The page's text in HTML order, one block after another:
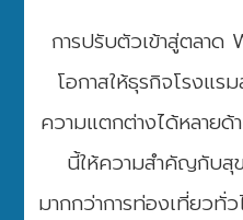
การปรับตัวเข้าสู่ตลาด
โอกาสให้ธุรกิจโรงแร
ความแตกต่างได้หลายด้
นี้ให้ความสำคัญกับ
มากกว่าการท่องเที่ยวทั่